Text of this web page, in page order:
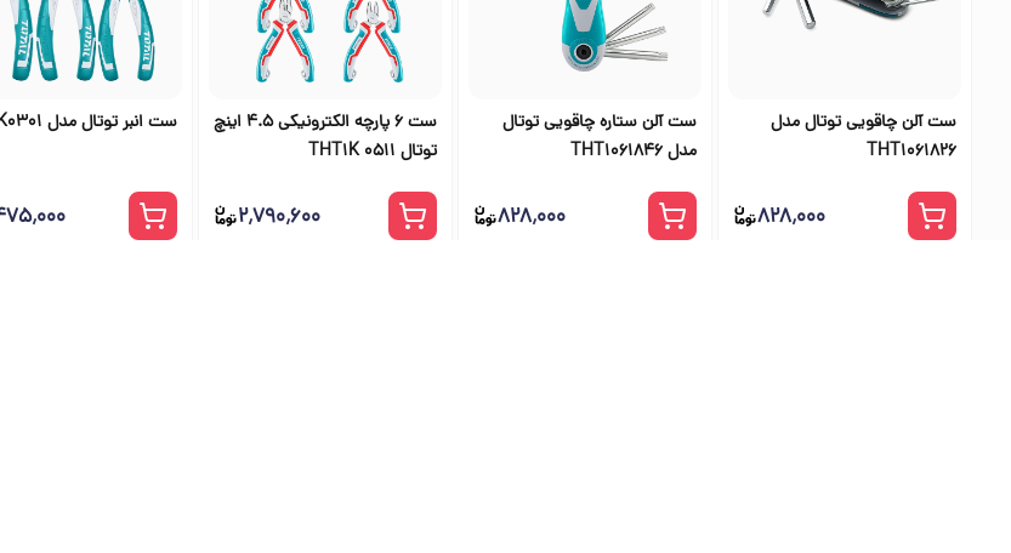
ست آلن چاقویی توتال مدل
THT1061826
۸۲۸٬۰۰۰
ست آلن ستاره چاقویی توتال
مدل THT1061846
۸۲۸٬۰۰۰
ست 6 پارچه الکترونیکی 4.5 اینچ
توتال THT1K 0511
۲٬۷۹۰٬۶۰۰
ست انبر توتال مدل THT2K0301